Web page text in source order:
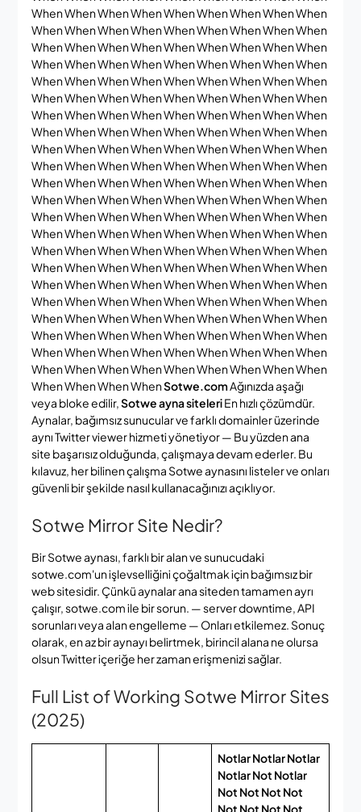
When When When When When When When When When
When When When When When When When When When
When When When When When When When When When
When When When When When When When When When
When When When When When When When When When
When When When When When When When When When
When When When When When When When When When
When When When When When When When When When
When When When When When When When When When
When When When When When When When When When
When When When When When When When When When
When When When When When When When When When
When When When When When When When When When
When When When When When When When When When
When When When When When When When When When
When When When When When When When When When
When When When When When When When When When
When When When When When When When When When
When When When When When When When When When
When When When When When When When When When
When When When When When When When When When
When When When When When When When When When
When When When WhenSotwe.comAğınızda aşağı
veya bloke edilir,Sotwe ayna siteleriEn hızlı çözümdür.
Aynalar, bağımsız sunucular ve farklı domainler üzerinde
aynı Twitter viewer hizmeti yönetiyor — Bu yüzden ana
site başarısız olduğunda, çalışmaya devam ederler. Bu
kılavuz, her bilinen çalışma Sotwe aynasını listeler ve onları
güvenli bir şekilde nasıl kullanacağınızı açıklıyor.
Sotwe Mirror Site Nedir?
Bir Sotwe aynası, farklı bir alan ve sunucudaki
sotwe.com'un işlevselliğini çoğaltmak için bağımsız bir
web sitesidir. Çünkü aynalar ana siteden tamamen ayrı
çalışır, sotwe.com ile bir sorun. — server downtime, API
sorunları veya alan engelleme — Onları etkilemez. Sonuç
olarak, en az bir aynayı belirtmek, birincil alana ne olursa
olsun Twitter içeriğe her zaman erişmenizi sağlar.
Full List of Working Sotwe Mirror Sites
(2025)
Notlar Notlar Notlar
Notlar Not Notlar
Not Not Not Not
Not Not Not Not